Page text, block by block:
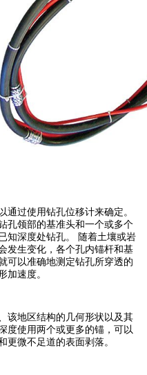
通过使用钻孔位移计来确定。
孔领部的基准头和一个或多个
知深度处钻孔。 随着土壤或岩
发生变化，各个孔内锚杆和基
可以准确地测定钻孔所穿透的
加速度。
该地区结构的几何形状以及其
度使用两个或更多的锚，可以
更微不足道的表面剥落。